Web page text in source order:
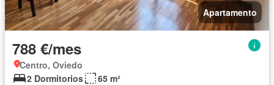
Apartamento
788 €/mes
Centro, Oviedo
2 Dormitorios
65 m²